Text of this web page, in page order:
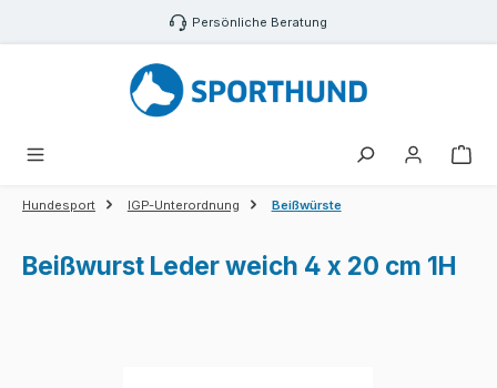
Zum Hauptinhalt springen Persönliche Beratung
Hundesport IGP-Unterordnung Beißwürste
Beißwurst Leder weich 4 x 20 cm 1H